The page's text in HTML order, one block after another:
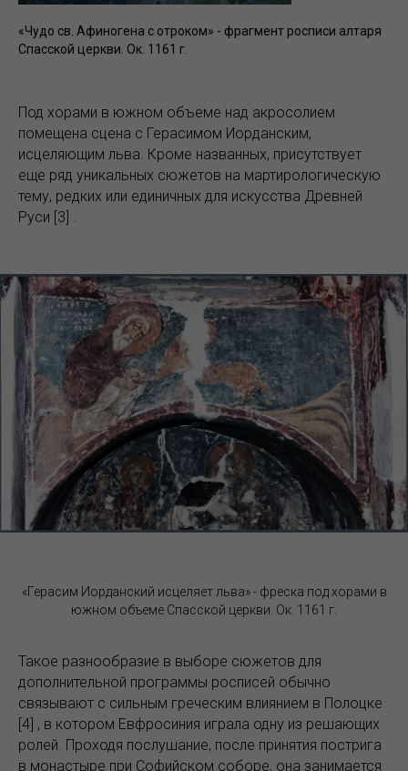
«Чудо св. Афиногена с отроком» - фрагмент росписи алтаря
Спасской церкви. Ок. 1161 г.
Под хорами в южном объеме над акросолием
помещена сцена с Герасимом Иорданским,
исцеляющим льва. Кроме названных, присутствует
еще ряд уникальных сюжетов на мартирологическую
тему, редких или единичных для искусства Древней
Руси [3] .
«Герасим Иорданский исцеляет льва» - фреска под хорами в
южном объеме Спасской церкви. Ок. 1161 г.
Такое разнообразие в выборе сюжетов для
дополнительной программы росписей обычно
связывают с сильным греческим влиянием в Полоцке
[4] , в котором Евфросиния играла одну из решающих
ролей. Проходя послушание, после принятия пострига
в монастыре при Софийском соборе, она занимается